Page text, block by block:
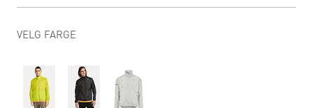
VELG FARGE